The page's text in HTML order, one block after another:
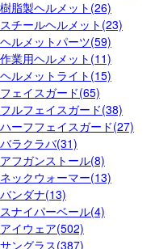
樹脂製ヘルメット(26)
スチールヘルメット(23)
ヘルメットパーツ(59)
作業用ヘルメット(11)
ヘルメットライト(15)
フェイスガード(65)
フルフェイスガード(38)
ハーフフェイスガード(27)
バラクラバ(31)
アフガンストール(8)
ネックウォーマー(13)
バンダナ(13)
スナイパーベール(4)
アイウェア(502)
サングラス(387)